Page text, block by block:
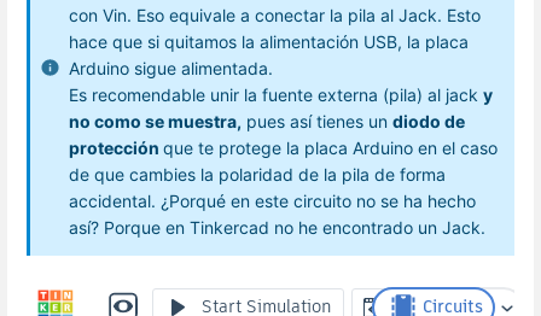
con Vin. Eso equivale a conectar la pila al Jack. Esto
hace que si quitamos la alimentación USB, la placa
Arduino sigue alimentada.
Es recomendable unir la fuente externa (pila) al jack y
no como se muestra, pues así tienes un diodo de
protección que te protege la placa Arduino en el caso
de que cambies la polaridad de la pila de forma
accidental. ¿Porqué en este circuito no se ha hecho
así? Porque en Tinkercad no he encontrado un Jack.